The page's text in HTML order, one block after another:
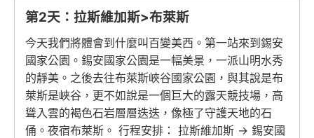
第2天：拉斯維加斯>布萊斯
今天我們將體會到什麼叫百變美西。第一站來到錫安
國家公園。錫安國家公園是一幅美景，一派山明水秀
的靜美。之後去往布萊斯峽谷國家公園，與其說是布
萊斯是峽谷，更不如說是一個巨大的露天競技場，高
聳入雲的褐色石岩層層迭迭，像極了守護天地的石
俑。夜宿布萊斯。 行程安排： 拉斯維加斯 → 錫安國